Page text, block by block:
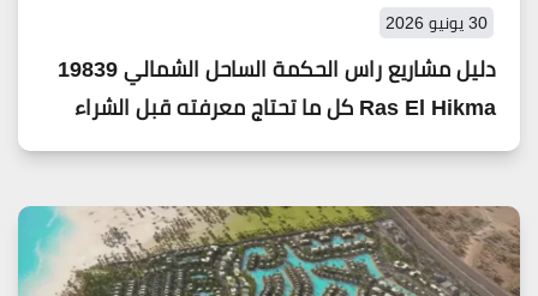
30 يونيو 2026
دليل مشاريع راس الحكمة الساحل الشمالي 19839
Ras El Hikma كل ما تحتاج معرفته قبل الشراء